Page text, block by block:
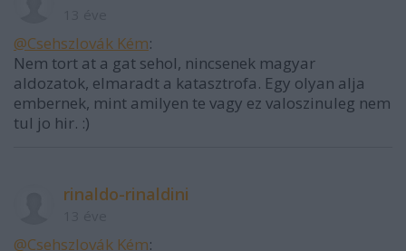
@Csehszlovák Kém:
Nem tort at a gat sehol, nincsenek magyar
aldozatok, elmaradt a katasztrofa. Egy olyan alja
embernek, mint amilyen te vagy ez valoszinuleg nem
tul jo hir. :)
rinaldo-rinaldini
@Csehszlovák Kém: